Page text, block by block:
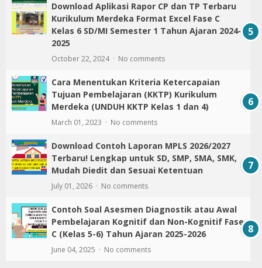
Download Aplikasi Rapor CP dan TP Terbaru
Kurikulum Merdeka Format Excel Fase C
Kelas 6 SD/MI Semester 1 Tahun Ajaran 2024-
2025
October 22, 2024 No comments
Cara Menentukan Kriteria Ketercapaian
Tujuan Pembelajaran (KKTP) Kurikulum
Merdeka (UNDUH KKTP Kelas 1 dan 4)
March 01, 2023 No comments
Download Contoh Laporan MPLS 2026/2027
Terbaru! Lengkap untuk SD, SMP, SMA, SMK,
Mudah Diedit dan Sesuai Ketentuan
July 01, 2026 No comments
Contoh Soal Asesmen Diagnostik atau Awal
Pembelajaran Kognitif dan Non-Kognitif Fase
C (Kelas 5-6) Tahun Ajaran 2025-2026
June 04, 2025 No comments